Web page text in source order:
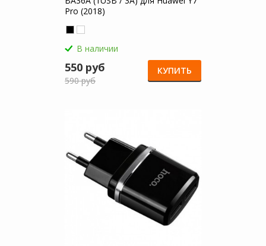
Pro (2018)
В наличии
550 руб
590 руб
КУПИТЬ